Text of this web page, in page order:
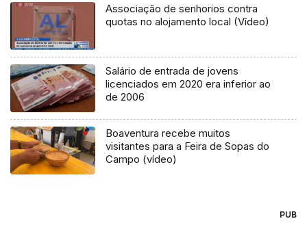
Associação de senhorios contra
quotas no alojamento local (Vídeo)
Salário de entrada de jovens
licenciados em 2020 era inferior ao
de 2006
Boaventura recebe muitos
visitantes para a Feira de Sopas do
Campo (vídeo)
PUB